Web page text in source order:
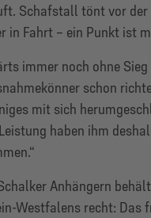
Schafstall tönt vor
in Fahrt – ein Punkt ist
immer noch ohne
schon
mit sich
haben ihm
Anhängern
Westfalens recht: Das